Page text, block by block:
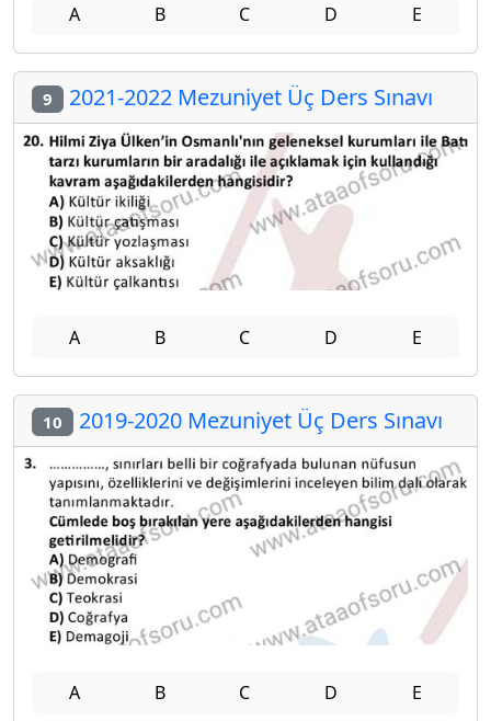
A B C D E
9 2021-2022 Mezuniyet Üç Ders Sınavı
A B C D E
10 2019-2020 Mezuniyet Üç Ders Sınavı
A B C D E